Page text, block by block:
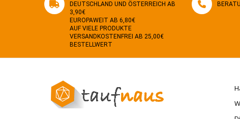
DEUTSCHLAND UND ÖSTERREICH AB
3,90€
EUROPAWEIT AB 6,80€
AUF VIELE PRODUKTE
VERSANDKOSTENFREI AB 25,00€
BESTELLWERT